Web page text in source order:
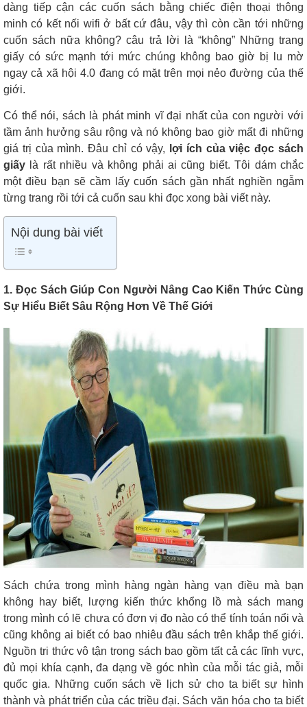
dàng tiếp cận các cuốn sách bằng chiếc điện thoại thông
minh có kết nối wifi ở bất cứ đâu, vậy thì còn cần tới những
cuốn sách nữa không? câu trả lời là “không” Những trang
giấy có sức mạnh tới mức chúng không bao giờ bị lu mờ
ngay cả xã hội 4.0 đang có mặt trên mọi nẻo đường của thế
giới.
Có thể nói, sách là phát minh vĩ đại nhất của con người với
tầm ảnh hưởng sâu rộng và nó không bao giờ mất đi những
giá trị của mình. Đâu chỉ có vậy,
lợi ích của việc đọc sách
giấy là rất nhiều và không phải ai cũng biết. Tôi dám chắc
một điều bạn sẽ cầm lấy cuốn sách gần nhất nghiền ngẫm
từng trang rồi tới cả cuốn sau khi đọc xong bài viết này.
Nội dung bài viết
1. Đọc Sách Giúp Con Người Nâng Cao Kiến Thức Cùng
Sự Hiểu Biết Sâu Rộng Hơn Về Thế Giới
Sách chứa trong mình hàng ngàn hàng vạn điều mà bạn
không hay biết, lượng kiến thức khổng lồ mà sách mang
trong mình có lẽ chưa có đơn vị đo nào có thể tính toán nổi và
cũng không ai biết có bao nhiêu đầu sách trên khắp thế giới.
Nguồn tri thức vô tận trong sách bao gồm tất cả các lĩnh vực,
đủ mọi khía cạnh, đa dạng về góc nhìn của mỗi tác giả, mỗi
quốc gia. Những cuốn sách về lịch sử cho ta biết sự hình
thành và phát triển của các triều đại. Sách văn hóa cho ta biết